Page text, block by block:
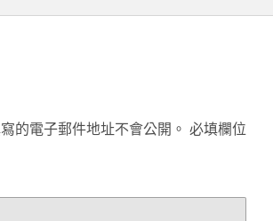
的電子郵件地址不會公開。 必填欄位